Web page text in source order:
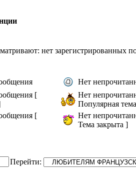
нет зарегистрированных
Нет
[
Нет
Популярная
[
Нет
Тема закрыта ]
Перейти: